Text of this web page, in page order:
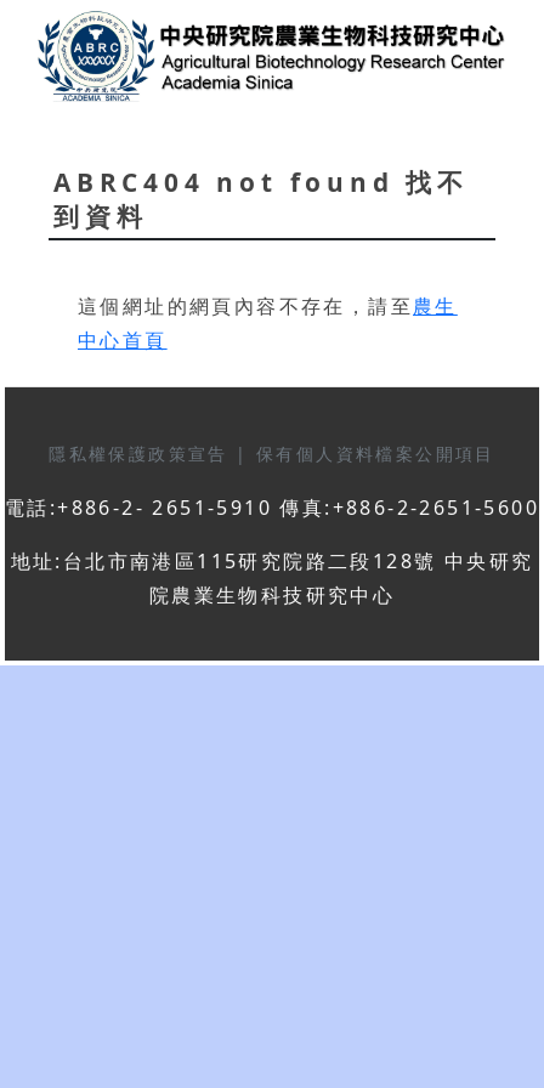
ABRC404 not found 找不
到資料
這個網址的網頁內容不存在，請至農生
中心首頁
隱私權保護政策宣告 | 保有個人資料檔案公開項目
電話:+886-2- 2651-5910 傳真:+886-2-2651-5600
地址:台北市南港區115研究院路二段128號 中央研究
院農業生物科技研究中心